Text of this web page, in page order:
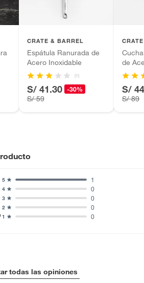
previamente instalados.
motorizadas.
CRATE & BARREL
Espátula Ranurada de
Acero Inoxidable
(1)
S/ 41.30 -30%
S/ 59
de
S/
S/ 89
1 0
2 0
3 0
4 0
5 1
todas las opiniones